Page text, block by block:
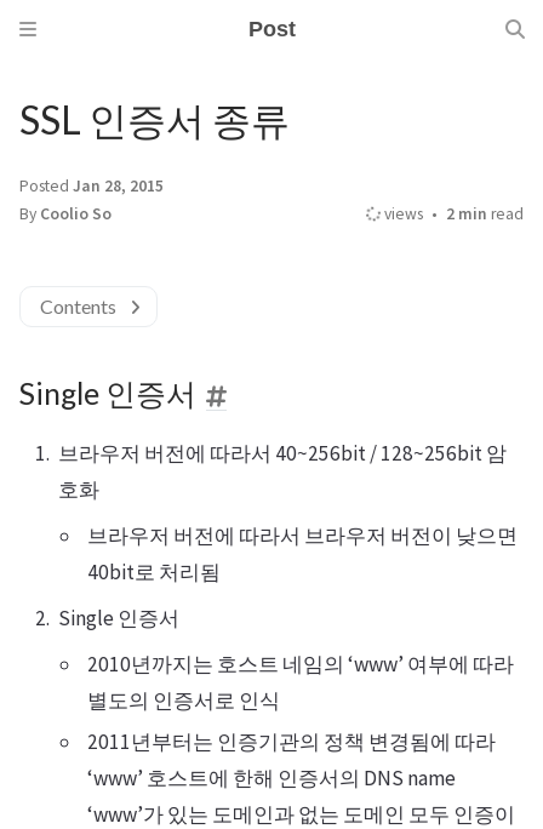
Post
SSL 인증서 종류
Posted Jan 28, 2015
By Coolio So views 2 min read
Contents
Single 인증서
브라우저 버전에 따라서 40~256bit / 128~256bit 암
호화
브라우저 버전에 따라서 브라우저 버전이 낮으면
40bit로 처리됨
Single 인증서
2010년까지는 호스트 네임의 ‘www’ 여부에 따라
별도의 인증서로 인식
2011년부터는 인증기관의 정책 변경됨에 따라
‘www’ 호스트에 한해 인증서의 DNS name
‘www’가 있는 도메인과 없는 도메인 모두 인증이